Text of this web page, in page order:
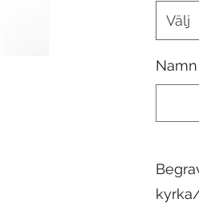
Välj